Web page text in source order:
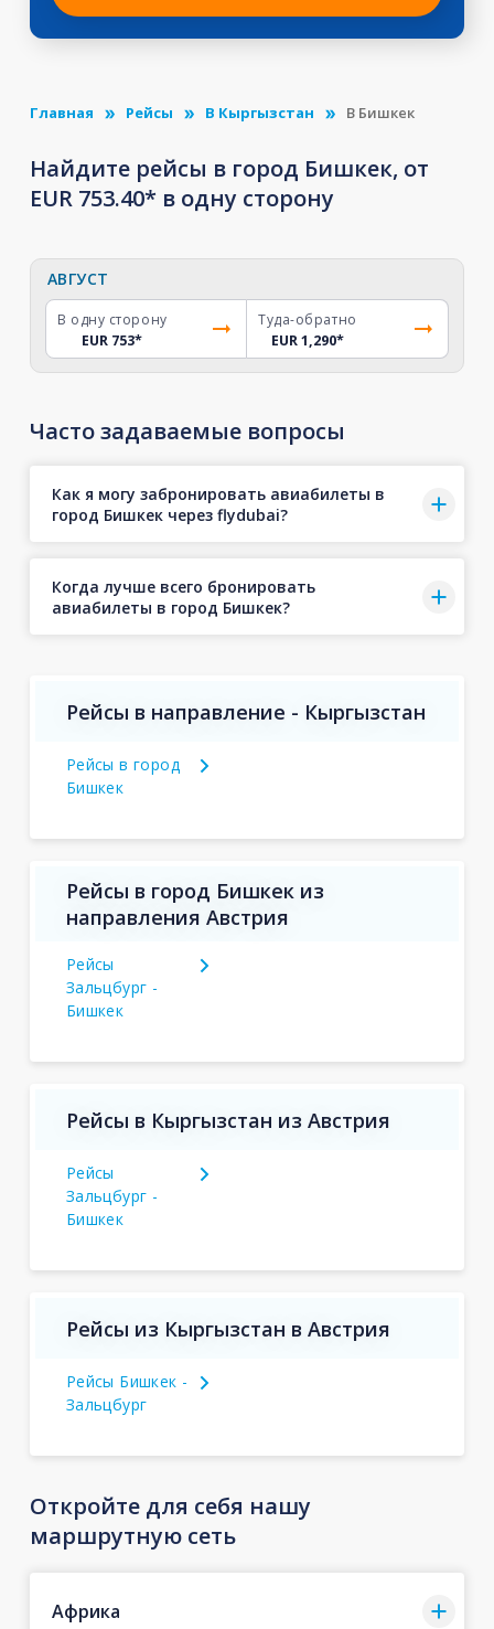
Главная Рейсы В Кыргызстан В Бишкек
Найдите рейсы в город Бишкек, от
EUR 753.40* в одну сторону
АВГУСТ
В одну сторону
EUR 753*
Туда-обратно
EUR 1,290*
Часто задаваемые вопросы
Как я могу забронировать авиабилеты в
город Бишкек через flydubai?
Когда лучше всего бронировать
авиабилеты в город Бишкек?
Рейсы в направление - Кыргызстан
Рейсы в город
Бишкек
Рейсы в город Бишкек из
направления Австрия
Рейсы
Зальцбург -
Бишкек
Рейсы в Кыргызстан из Австрия
Рейсы
Зальцбург -
Бишкек
Рейсы из Кыргызстан в Австрия
Рейсы Бишкек -
Зальцбург
Откройте для себя нашу
маршрутную сеть
Африка